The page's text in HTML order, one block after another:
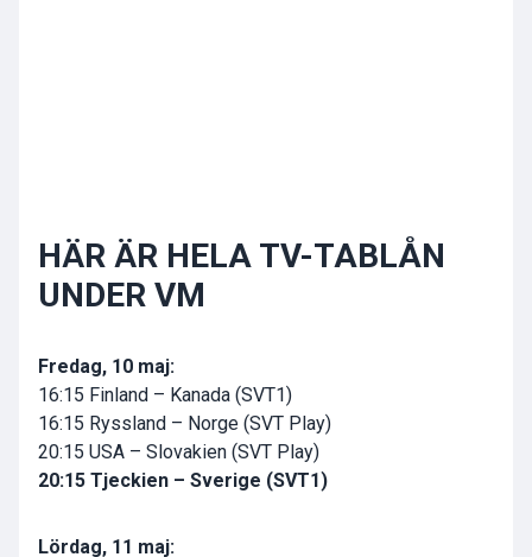
HÄR ÄR HELA TV-TABLÅN
UNDER VM
Fredag, 10 maj:
16:15 Finland – Kanada (SVT1)
16:15 Ryssland – Norge (SVT Play)
20:15 USA – Slovakien (SVT Play)
20:15 Tjeckien – Sverige (SVT1)
Lördag, 11 maj: